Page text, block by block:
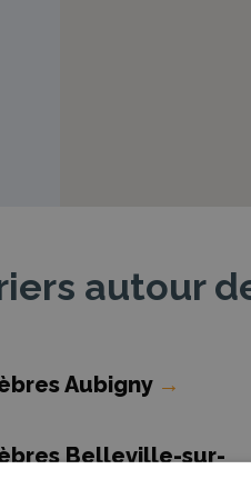
autour
Aubigny →
Belleville-sur-